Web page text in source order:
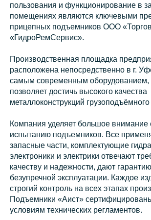
пользования и функционирование в
помещениях являются ключевыми
прицепных подъемников ООО
«ГидроРемСервис».
Производственная площадка
расположена непосредственно в г.
самым современным оборудованием,
позволяет достичь высокого качества
металлоконструкций
Компания уделяет большое внимание
испытанию подъемников. Все
запасные части, комплектующие
электроники и электрики отвечают
качеству и надежности, дают
безупречной эксплуатации. Каждое
строгий контроль на всех этапах
Подъемники «Аист»
условиям технических регламентов.